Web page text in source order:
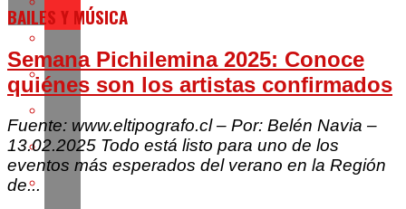
BAILES Y MÚSICA
Semana Pichilemina 2025: Conoce
quiénes son los artistas confirmados
Fuente: www.eltipografo.cl – Por: Belén Navia –
13.02.2025 Todo está listo para uno de los
eventos más esperados del verano en la Región
de...